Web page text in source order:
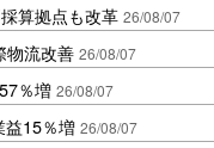
算拠点も改革 26/08/07
物流改善 26/08/07
％増 26/08/07
益15％増 26/08/07